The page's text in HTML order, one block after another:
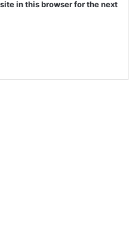
in this browser for the next